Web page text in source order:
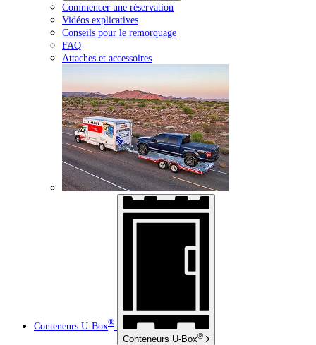
Commencer une réservation
Vidéos explicatives
Conseils pour le remorquage
FAQ
Attaches et accessoires
Conteneurs U-Box®
Conteneurs U-Box®